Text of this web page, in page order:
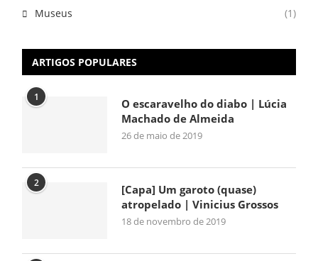
Museus (1)
ARTIGOS POPULARES
1
O escaravelho do diabo | Lúcia
Machado de Almeida
26 de maio de 2019
2
[Capa] Um garoto (quase)
atropelado | Vinicius Grossos
18 de novembro de 2019